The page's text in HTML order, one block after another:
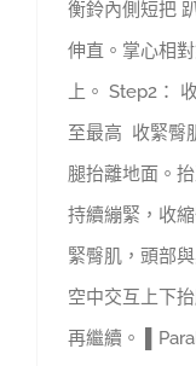
衡鈴內側短把
伸直。掌心相
上。 Step2：
至最高 收緊臀
腿抬離地面。
持續繃緊，收
緊臀肌，頭部
空中交互上下
再繼續。